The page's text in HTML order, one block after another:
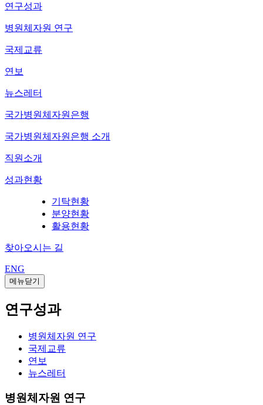
연구성과
병원체자원 연구
국제교류
연보
뉴스레터
국가병원체자원은행
국가병원체자원은행 소개
직원소개
성과현황
기탁현황
분양현황
활용현황
찾아오시는 길
ENG
메뉴닫기
연구성과
병원체자원 연구
국제교류
연보
뉴스레터
병원체자원 연구